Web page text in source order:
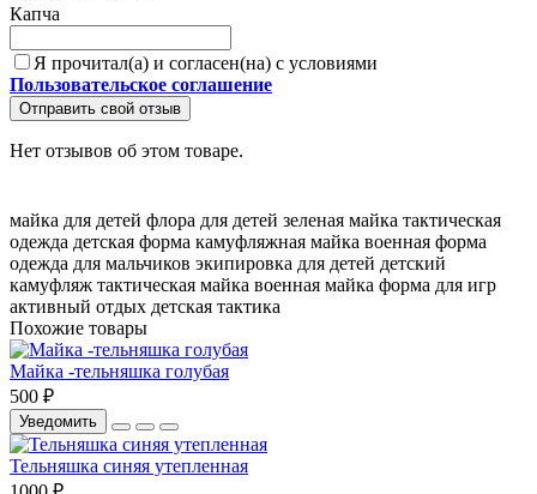
Капча
Я прочитал(а) и согласен(на) с условиями
Пользовательское соглашение
Отправить свой отзыв
Нет отзывов об этом товаре.
майка для детей флора для детей зеленая майка тактическая
одежда детская форма камуфляжная майка военная форма
одежда для мальчиков экипировка для детей детский
камуфляж тактическая майка военная майка форма для игр
активный отдых детская тактика
Похожие товары
Майка -тельняшка голубая
500 ₽
Уведомить
Тельняшка синяя утепленная